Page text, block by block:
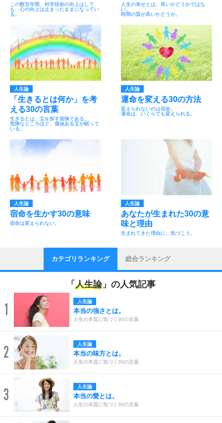
この数百年間、科学技術の向上はして
も、心の向上は止まったままになってい
る。
人生の幸せとは、長いかどうかではな
い。
時間の質が高いかどうか。
人生論
「生きるとは何か」を考
える30の言葉
生きるとは、宝を探す冒険である。
危険なところほど、価値ある宝が眠って
いる。
人生論
運命を変える30の方法
変えられないのは宿命。
運命は、いくらでも変えられる。
人生論
宿命を生かす30の意味
宿命は変えられない。
人生論
あなたが生まれた30の意
味と理由
生まれてきた理由に、気づこう。
カテゴリランキング 総合ランキング
「 人生論」の人気記事
1 人生論
本当の強さとは。
人生の本質に気づく30の言葉
2 人生論
本当の味方とは。
人生の本質に気づく30の言葉
3 人生論
本当の愛とは。
人生の本質に気づく30の言葉